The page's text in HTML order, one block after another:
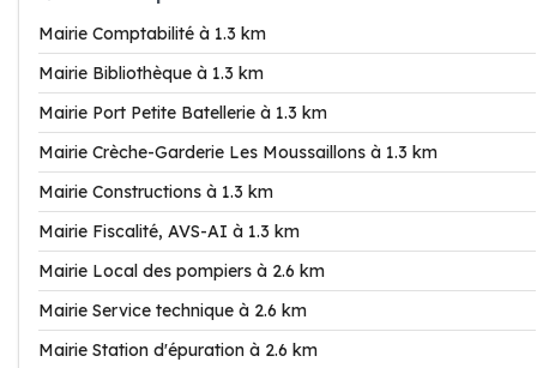
Mairie Comptabilité à 1.3 km
Mairie Bibliothèque à 1.3 km
Mairie Port Petite Batellerie à 1.3 km
Mairie Crèche-Garderie Les Moussaillons à 1.3 km
Mairie Constructions à 1.3 km
Mairie Fiscalité, AVS-AI à 1.3 km
Mairie Local des pompiers à 2.6 km
Mairie Service technique à 2.6 km
Mairie Station d'épuration à 2.6 km